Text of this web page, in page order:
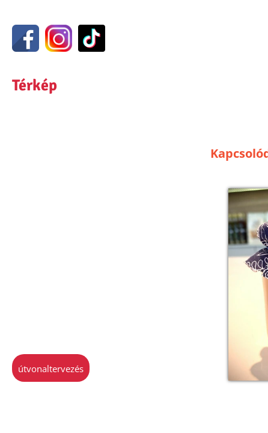
Térkép
útvonaltervezés